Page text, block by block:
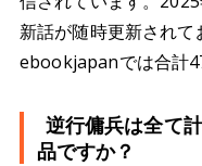
新話が随時更新されて
ebookjapanでは合計
逆行傭兵は全て
品ですか？